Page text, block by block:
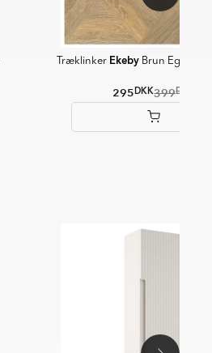
Træklinker EkebyBrun Eg Mat
295DKK399DKK